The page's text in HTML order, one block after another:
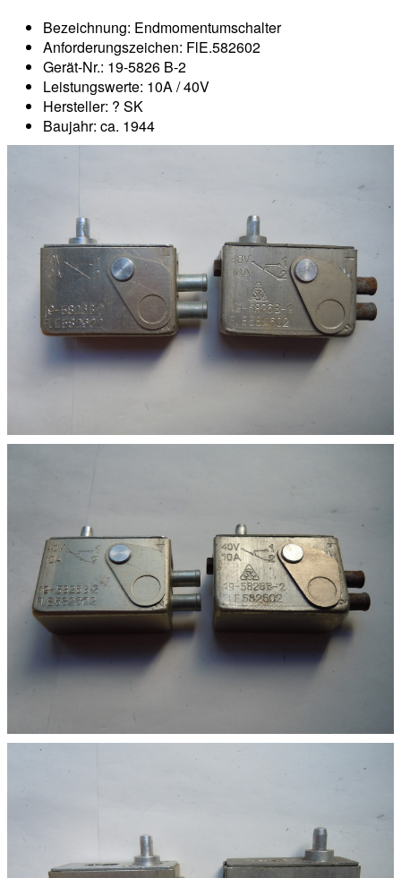
Bezeichnung: Endmomentumschalter
Anforderungszeichen: FlE.582602
Gerät-Nr.: 19-5826 B-2
Leistungswerte: 10A / 40V
Hersteller: ? SK
Baujahr: ca. 1944